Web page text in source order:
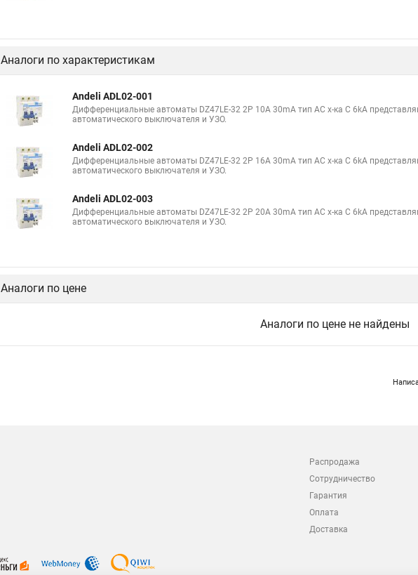
Аналоги по характеристикам
Andeli ADL02-001
Дифференциальные автоматы DZ47LE-32 2P 10A 30mA тип AC х-ка С 6kA
автоматического выключателя и УЗО.
Andeli ADL02-002
Дифференциальные автоматы DZ47LE-32 2P 16A 30mA тип AC х-ка С 6kA
автоматического выключателя и УЗО.
Andeli ADL02-003
Дифференциальные автоматы DZ47LE-32 2P 20A 30mA тип AC х-ка С 6kA
автоматического выключателя и УЗО.
Аналоги по цене
Аналоги по цене не найдены
Распродажа
Сотрудничество
Гарантия
Оплата
Доставка